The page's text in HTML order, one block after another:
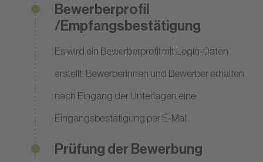
Bewerberprofil
/Empfangsbestätigung
Es wird ein Bewerberprofil mit Login-Daten
erstellt. Bewerberinnen und Bewerber erhalten
nach Eingang der Unterlagen eine
Eingangsbestätigung per E-Mail.
Prüfung der Bewerbung